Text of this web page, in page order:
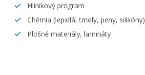
Hliníkový program
Chémia (lepidlá, tmely, peny, silikóny)
Plošné materiály, lamináty